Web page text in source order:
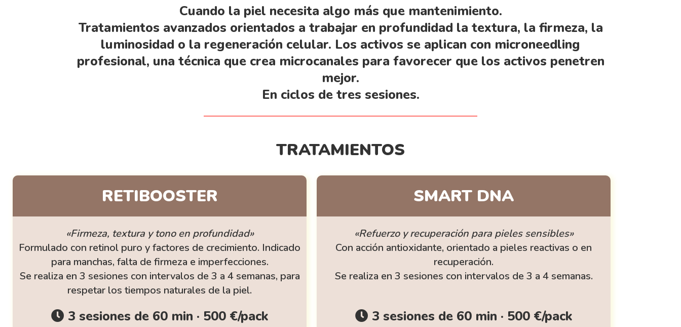
Cuando la piel necesita algo más que mantenimiento.
Tratamientos avanzados orientados a trabajar en profundidad la textura, la firmeza, la
luminosidad o la regeneración celular. Los activos se aplican con microneedling
profesional, una técnica que crea microcanales para favorecer que los activos penetren
mejor.
En ciclos de tres sesiones.
TRATAMIENTOS
RETIBOOSTER
«Firmeza, textura y tono en profundidad»
Formulado con retinol puro y factores de crecimiento. Indicado
para manchas, falta de firmeza e imperfecciones.
Se realiza en 3 sesiones con intervalos de 3 a 4 semanas, para
respetar los tiempos naturales de la piel.
3 sesiones de 60 min · 500 €/pack
SMART DNA
«Refuerzo y recuperación para pieles sensibles»
Con acción antioxidante, orientado a pieles reactivas o en
recuperación.
Se realiza en 3 sesiones con intervalos de 3 a 4 semanas.
3 sesiones de 60 min · 500 €/pack